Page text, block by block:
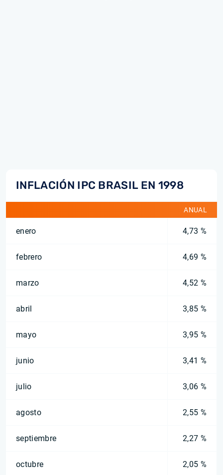
INFLACIÓN IPC BRASIL EN 1998
ANUAL
enero 4,73 %
febrero 4,69 %
marzo 4,52 %
abril 3,85 %
mayo 3,95 %
junio 3,41 %
julio 3,06 %
agosto 2,55 %
septiembre 2,27 %
octubre 2,05 %